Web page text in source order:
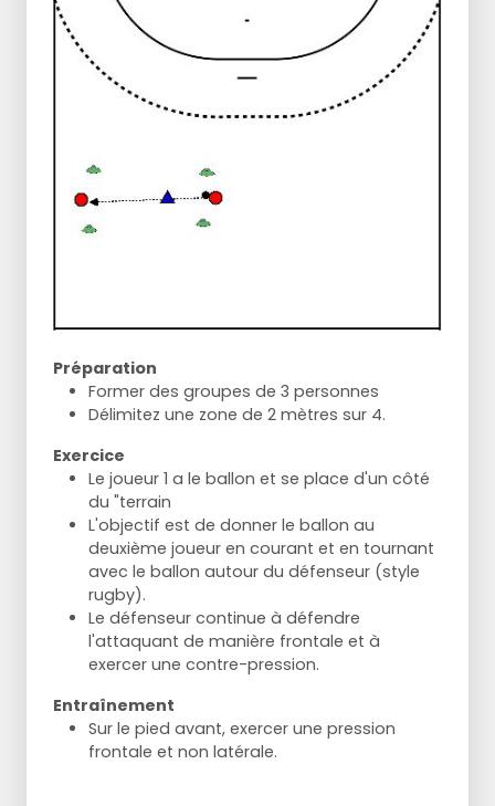
Préparation
Former des groupes de 3 personnes
Délimitez une zone de 2 mètres sur 4.
Exercice
Le joueur 1 a le ballon et se place d'un côté
du "terrain
L'objectif est de donner le ballon au
deuxième joueur en courant et en tournant
avec le ballon autour du défenseur (style
rugby).
Le défenseur continue à défendre
l'attaquant de manière frontale et à
exercer une contre-pression.
Entraînement
Sur le pied avant, exercer une pression
frontale et non latérale.